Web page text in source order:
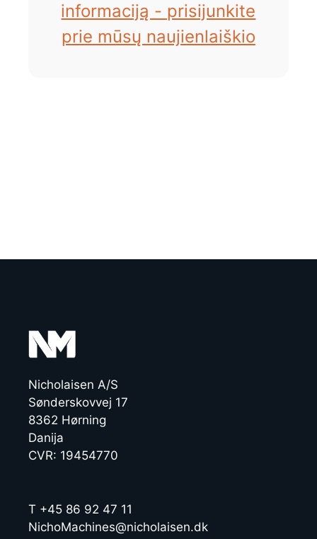
informaciją - prisijunkite
prie mūsų naujienlaiškio
Nicholaisen A/S
Sønderskovvej 17
8362 Hørning
Danija
CVR: 19454770
T +45 86 92 47 11
NichoMachines@nicholaisen.dk